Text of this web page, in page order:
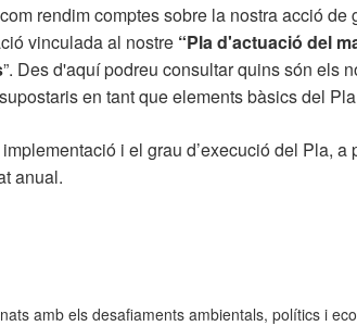
rendim comptes sobre la nostra acció de
vinculada al nostre “Pla d'actuació del
”. Des d'aquí podreu consultar quins són els
en tant que elements bàsics del
i el grau d’execució del Pla, a
anual.
amb els desafiaments ambientals, polítics i